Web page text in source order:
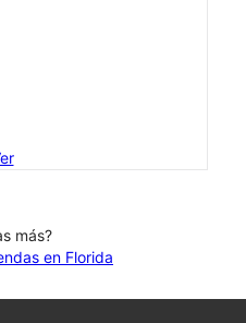
más?
en Florida